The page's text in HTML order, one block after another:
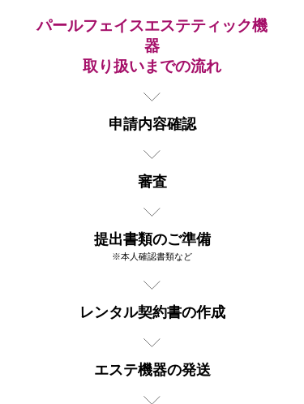
パールフェイスエステティック機
器
取り扱いまでの流れ
申請内容確認
審査
提出書類のご準備
※本人確認書類など
レンタル契約書の作成
エステ機器の発送